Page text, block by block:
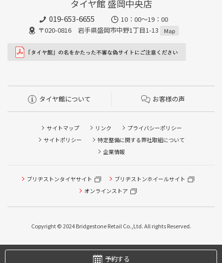
タイヤ館 盛岡中央店
019-653-6655
10：00～19：00
〒020-0816 岩手県盛岡市中野1丁目1-13
Map
タイヤ館について お客様の声
サイトマップ リンク
プライバシーポリシー
サイトポリシー
特定整備に関する弊社取組について
企業情報
ブリヂストンタイヤサイト
ブリヂストンホイールサイト
オンラインストア
Copyright © 2024 Bridgestone Retail Co.,Ltd. All rights Reserved.
予約する
ピット作業の予約